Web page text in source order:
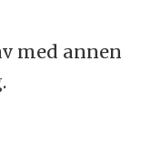
med annen